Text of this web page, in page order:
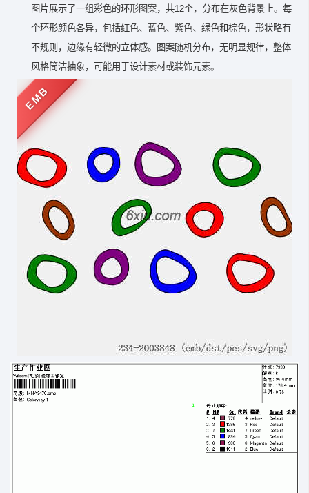
图片展示了一组彩色的环形图案，共12个，分布在灰色背景上。每
个环形颜色各异，包括红色、蓝色、紫色、绿色和棕色，形状略有
不规则，边缘有轻微的立体感。图案随机分布，无明显规律，整体
风格简洁抽象，可能用于设计素材或装饰元素。
EMB